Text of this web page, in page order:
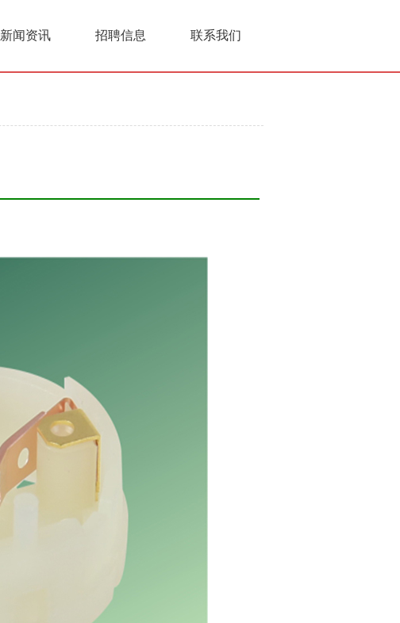
新闻资讯 招聘信息 联系我们